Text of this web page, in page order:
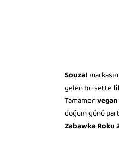
Souza!
gelen bu sette
Tamamen
doğum günü
Zabawka Roku